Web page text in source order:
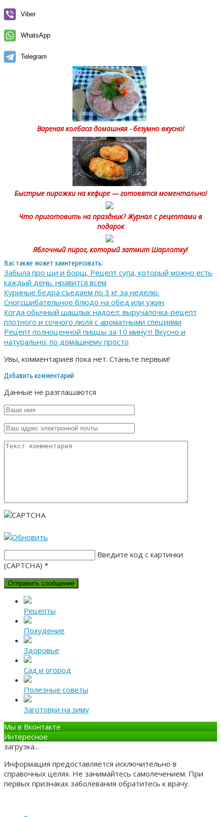
Viber
WhatsApp
Telegram
Вареная колбаса домашняя - безумно вкусно!
Быстрые пирожки на кефире — готовятся моментально!
Что приготовить на праздник? Журнал с рецептами в
подарок
Яблочный пирог, который затмит Шарлотку!
Вас также может заинтересовать:
Забыла про щи и борщ. Рецепт супа, который можно есть
каждый день: нравится всем
Куриные бедра съедаем по 3 кг за неделю.
Сногсшибательное блюдо на обед или ужин
Когда обычный шашлык надоел: выручалочка-рецепт
плотного и сочного люля с ароматными специями
Рецепт полноценной пиццы за 10 минут! Вкусно и
натурально: по домашнему просто
Увы, комментариев пока нет. Станьте первым!
Добавить комментарий
Данные не разглашаются
Введите код с картинки
(CAPTCHA) *
Рецепты
Похудение
Здоровье
Сад и огород
Полезные советы
Заготовки на зиму
Мы в Вконтакте
Интересное
загрузка...
Информация предоставляется исключительно в
справочных целях. Не занимайтесь самолечением. При
первых признаках заболевания обратитесь к врачу.